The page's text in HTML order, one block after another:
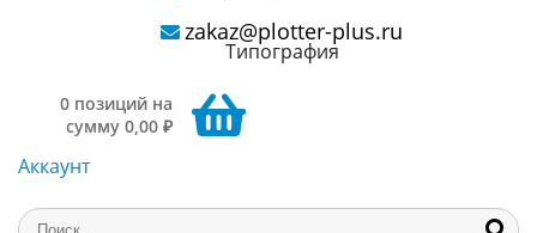
zakaz@plotter-plus.ru
Типография
0 позиций на
сумму 0,00 ₽
Аккаунт